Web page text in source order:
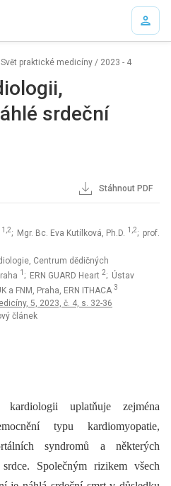
Svět praktické medicíny / 2023 - 4
srdeční
Stáhnout PDF
1,2; Mgr. Bc. Eva Kutílková, Ph.D. 1,2; prof.
Centrum dědičných
1 ; ERN GUARD Heart 2; Ústav
a FNM, Praha, ERN ITHACA 3
5, 2023, č. 4, s. 32-36
článek
uplatňuje zejména
typu kardiomyopatie,
syndromů a některých
Společným rizikem všech